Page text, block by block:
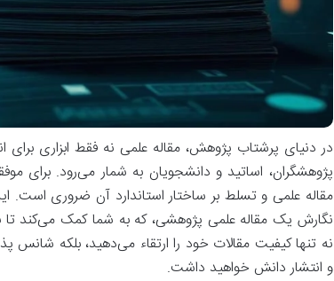
در دنیای پرشتاب پژوهش، مقاله علمی نه فقط ابزاری
پژوهشگران، اساتید و دانشجویان به شمار می‌رود. برای
مقاله علمی و تسلط بر ساختار استاندارد آن ضروری است.
نگارش یک مقاله علمی پژوهشی، که به شما کمک می‌کند تا
نه تنها کیفیت مقالات خود را ارتقاء می‌دهید، بلکه
و انتشار دانش خواهید داشت.